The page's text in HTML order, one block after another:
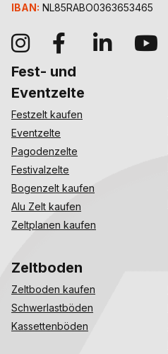
IBAN: NL85RABO0363653465
Fest- und
Eventzelte
Festzelt kaufen
Eventzelte
Pagodenzelte
Festivalzelte
Bogenzelt kaufen
Alu Zelt kaufen
Zeltplanen kaufen
Zeltboden
Zeltboden kaufen
Schwerlastböden
Kassettenböden